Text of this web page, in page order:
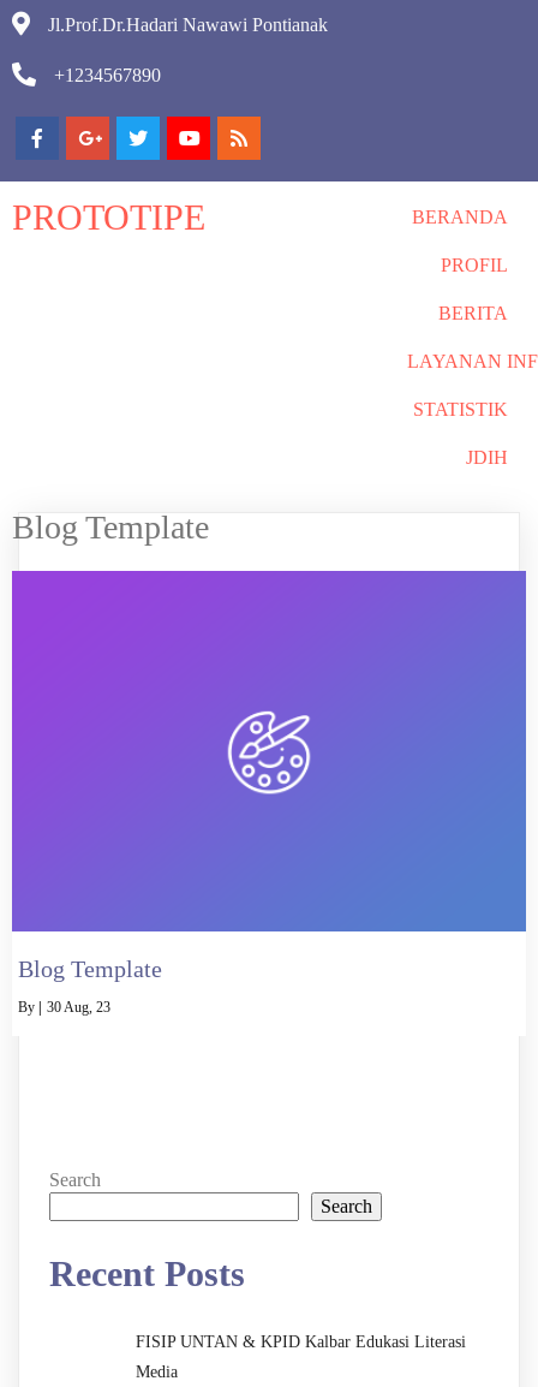
Jl.Prof.Dr.Hadari Nawawi Pontianak
+1234567890
PROTOTIPE BERANDA
PROFIL
BERITA
LAYANAN
STATISTIK
JDIH
Blog Template
Blog Template
By | 30 Aug, 23
Search
Search
Recent Posts
FISIP UNTAN & KPID Kalbar Edukasi Literasi
Media